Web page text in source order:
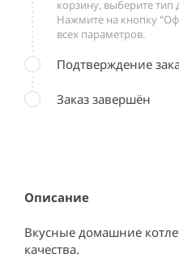
Описание
Вкусные домашние
качества.
корзину, выберите тип
Нажмите на кнопку
всех параметров.
Подтверждение
Заказ завершён